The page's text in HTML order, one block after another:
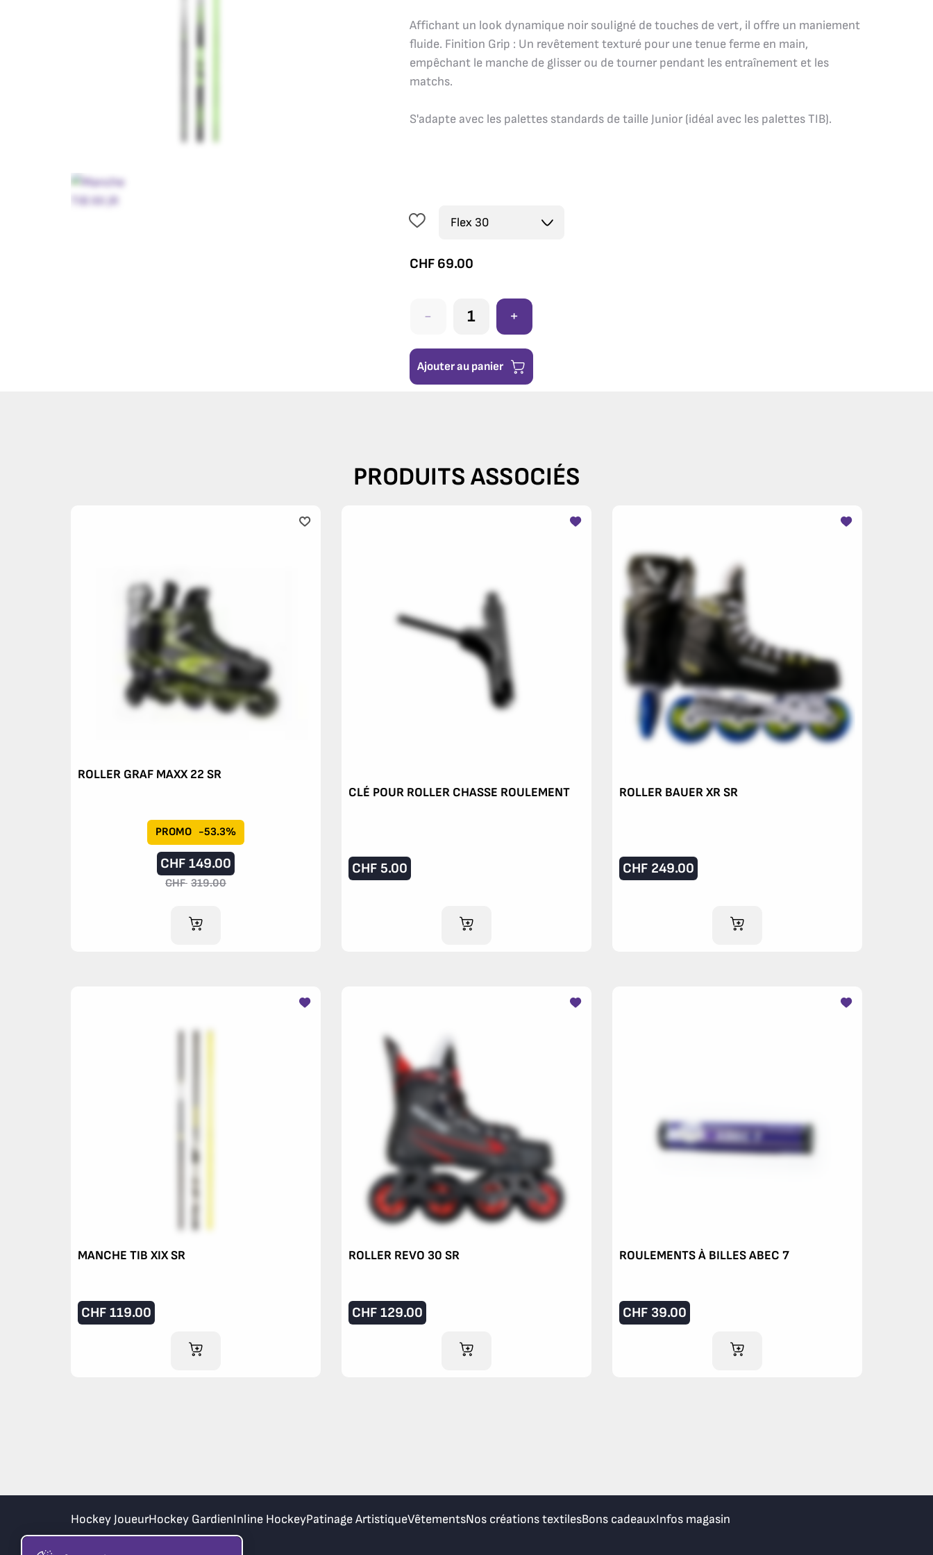
Affichant un look dynamique noir souligné de touches de vert, il offre un maniement
fluide. Finition Grip : Un revêtement texturé pour une tenue ferme en main,
empêchant le manche de glisser ou de tourner pendant les entraînement et les
matchs.
S'adapte avec les palettes standards de taille Junior (idéal avec les palettes TIB).
CHF 69.00
- +
Ajouter au panier
PRODUITS ASSOCIÉS
ROLLER GRAF MAXX 22 SR
PROMO -53.3%
CHF 149.00
CHF 319.00
AJOUTER AU PANIER
CLÉ POUR ROLLER CHASSE ROULEMENT
CHF 5.00
AJOUTER AU PANIER
ROLLER BAUER XR SR
CHF 249.00
AJOUTER AU PANIER
MANCHE TIB XIX SR
CHF 119.00
AJOUTER AU PANIER
ROLLER REVO 30 SR
CHF 129.00
AJOUTER AU PANIER
ROULEMENTS À BILLES ABEC 7
CHF 39.00
AJOUTER AU PANIER
Hockey JoueurHockey GardienInline HockeyPatinage ArtistiqueVêtementsNos créations textilesBons cadeauxInfos magasin